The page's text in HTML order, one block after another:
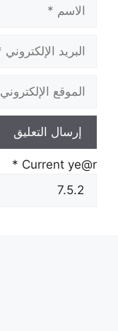
البريد
الإلكتروني
الموقع
الإلكتروني
Current ye@r
*